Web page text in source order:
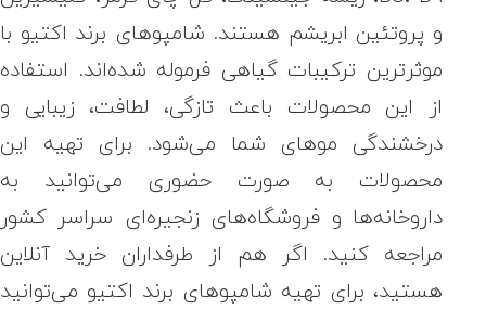
و پروتئین ابریشم هستند. شامپوهای برند اکتیو با
موثرترین ترکیبات گیاهی فرموله شده‌اند. استفاده
از این محصولات باعث تازگی، لطافت، زیبایی و
درخشندگی موهای شما می‌شود. برای تهیه این
محصولات به صورت حضوری می‌توانید به
داروخانه‌ها و فروشگاه‌های زنجیره‌ای سراسر کشور
مراجعه کنید. اگر هم از طرفداران خرید آنلاین
هستید، برای تهیه شامپوهای برند اکتیو می‌توانید